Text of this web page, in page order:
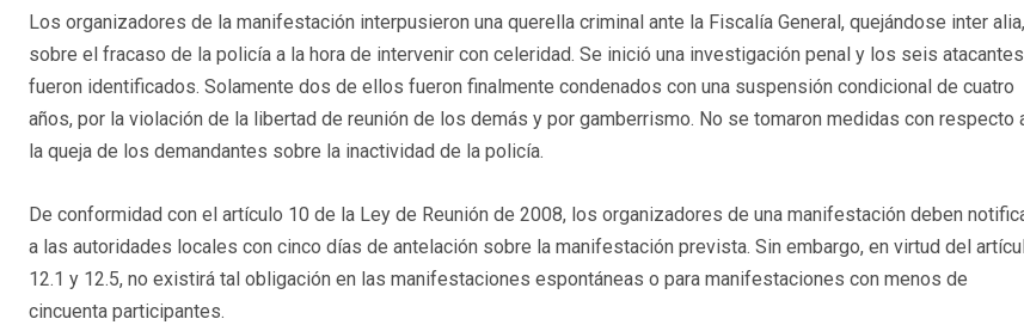
Los organizadores de la manifestación interpusieron una querella criminal ante la Fiscalía General, quejándose inter alia,
sobre el fracaso de la policía a la hora de intervenir con celeridad. Se inició una investigación penal y los seis atacantes
fueron identificados. Solamente dos de ellos fueron finalmente condenados con una suspensión condicional de cuatro
años, por la violación de la libertad de reunión de los demás y por gamberrismo. No se tomaron medidas con respecto
la queja de los demandantes sobre la inactividad de la policía.
De conformidad con el artículo 10 de la Ley de Reunión de 2008, los organizadores de una manifestación deben
a las autoridades locales con cinco días de antelación sobre la manifestación prevista. Sin embargo, en virtud del
12.1 y 12.5, no existirá tal obligación en las manifestaciones espontáneas o para manifestaciones con menos de
cincuenta participantes.